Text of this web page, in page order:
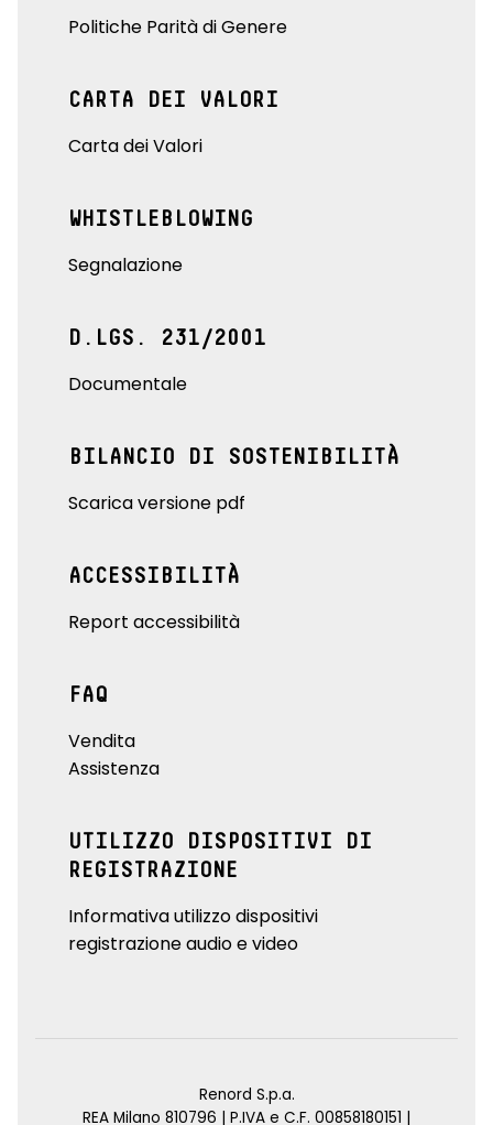
Politiche Parità di Genere
CARTA DEI VALORI
Carta dei Valori
WHISTLEBLOWING
Segnalazione
D.LGS. 231/2001
Documentale
BILANCIO DI SOSTENIBILITÀ
Scarica versione pdf
ACCESSIBILITÀ
Report accessibilità
FAQ
Vendita
Assistenza
UTILIZZO DISPOSITIVI DI
REGISTRAZIONE
Informativa utilizzo dispositivi
registrazione audio e video
Renord S.p.a.
REA Milano 810796 | P.IVA e C.F. 00858180151 |